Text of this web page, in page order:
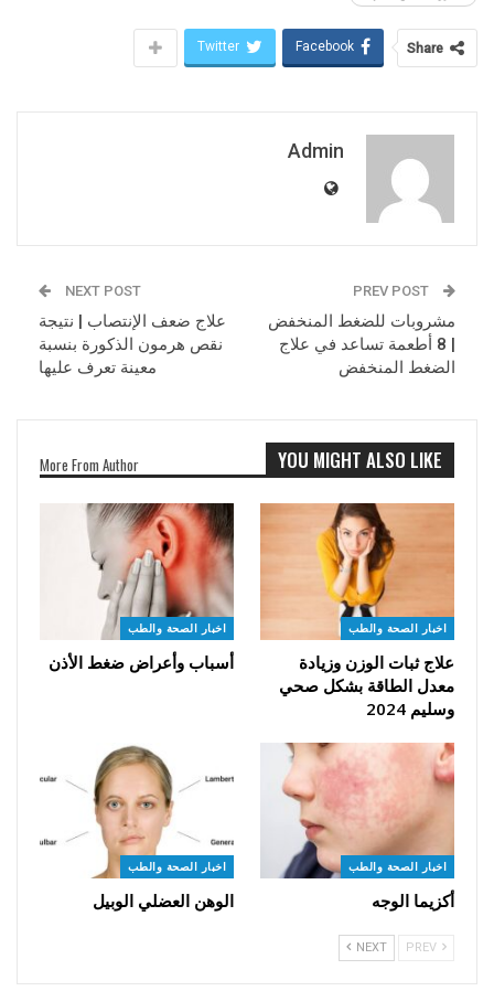
Share
Facebook
Twitter
Admin
مشروبات للضغط المنخفض
| 8 أطعمة تساعد في علاج
الضغط المنخفض
NEXT POST
علاج ضعف الإنتصاب | نتيجة
نقص هرمون الذكورة بنسبة
معينة تعرف عليها
YOU MIGHT ALSO LIKE
More From Author
اخبار الصحة والطب
علاج ثبات الوزن وزيادة
معدل الطاقة بشكل صحي
وسليم 2024
اخبار الصحة والطب
أسباب وأعراض ضغط الأذن
اخبار الصحة والطب
أكزيما الوجه
اخبار الصحة والطب
الوهن العضلي الوبيل
NEXT